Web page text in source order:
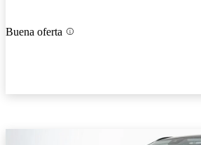
Buena oferta